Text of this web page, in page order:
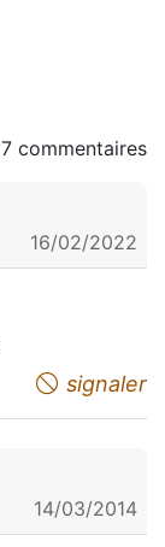
7 commentaires
16/02/2022
signaler
14/03/2014